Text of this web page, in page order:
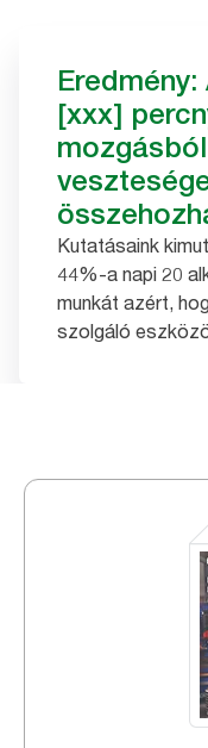
[xxx]
Kutatásaink
44%-a napi 20
munkát azért,
szolgáló